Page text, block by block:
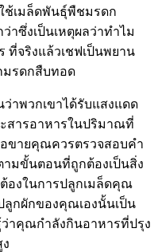
ใช้เมล็ดพันธุ์พืชมรดก
าซึ่งเป็นเหตุผลว่าทำไม
ที่จริงแล้วเชฟเป็นพยาน
มรดกสืบทอด
าพวกเขาได้รับแสงแดด
สารอาหารในปริมาณที่
ขายคุณควรตรวจสอบคำ
ามขั้นตอนที่ถูกต้องเป็นสิ่ง
องในการปลูกเมล็ดคุณ
ลูกผักของคุณเองนั้นเป็น
ว่าคุณกำลังกินอาหารที่ปรุง